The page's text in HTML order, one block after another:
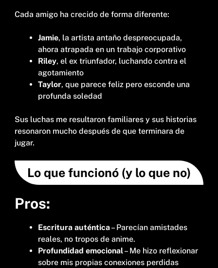
Cada amigo ha crecido de forma diferente:
Jamie, la artista antaño despreocupada,
ahora atrapada en un trabajo corporativo
Riley, el ex triunfador, luchando contra el
agotamiento
Taylor, que parece feliz pero esconde una
profunda soledad
Sus luchas me resultaron familiares y sus historias
resonaron mucho después de que terminara de
jugar.
Lo que funcionó (y lo que no)
Pros:
Escritura auténtica– Parecían amistades
reales, no tropos de anime.
Profundidad emocional– Me hizo reflexionar
sobre mis propias conexiones perdidas